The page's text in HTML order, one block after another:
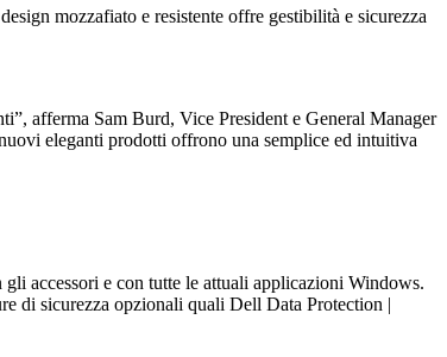
mozzafiato e resistente offre gestibilità e sicurezza
afferma Sam Burd, Vice President e General Manager
eleganti prodotti offrono una semplice ed intuitiva
accessori e con tutte le attuali applicazioni Windows.
di sicurezza opzionali quali Dell Data Protection |